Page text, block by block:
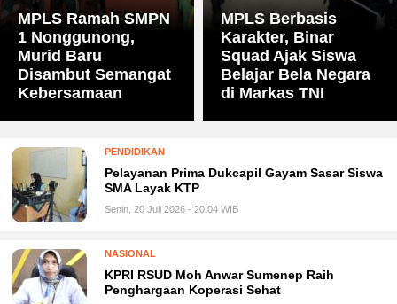
MPLS Ramah SMPN
1 Nonggunong,
Murid Baru
Disambut Semangat
Kebersamaan
MPLS Berbasis
Karakter, Binar
Squad Ajak Siswa
Belajar Bela Negara
di Markas TNI
PENDIDIKAN
Pelayanan Prima Dukcapil Gayam Sasar Siswa
SMA Layak KTP
Senin, 20 Juli 2026 - 20:04 WIB
NASIONAL
KPRI RSUD Moh Anwar Sumenep Raih
Penghargaan Koperasi Sehat